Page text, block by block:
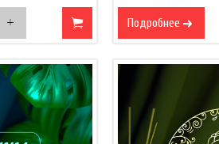
Подробнее